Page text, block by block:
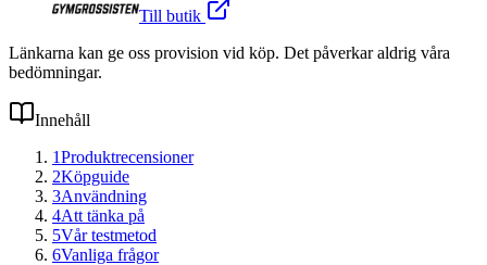
Till butik
Länkarna kan ge oss provision vid köp. Det påverkar aldrig våra
bedömningar.
Innehåll
1Produktrecensioner
2Köpguide
3Användning
4Att tänka på
5Vår testmetod
6Vanliga frågor